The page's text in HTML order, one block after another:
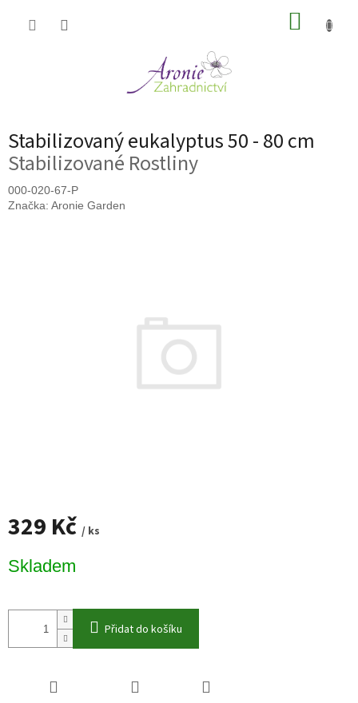
Stabilizovaný eukalyptus 50 - 80 cm
Stabilizované Rostliny
000-020-67-P
Značka: Aronie Garden
329 Kč / ks
cena:
Skladem
Přidat do košíku